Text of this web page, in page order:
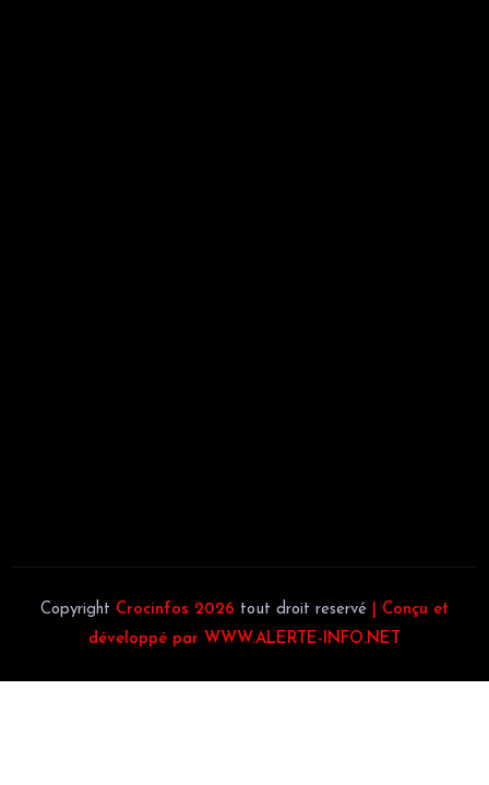
Copyright Crocinfos 2026 tout droit reservé
| Conçu et
développé par WWW.ALERTE-INFO.NET